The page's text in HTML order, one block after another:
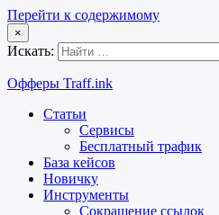
Перейти к содержимому
×
Искать:
Офферы Traff.ink
Статьи
Сервисы
Бесплатный трафик
База кейсов
Новичку
Инструменты
Сокращение ссылок